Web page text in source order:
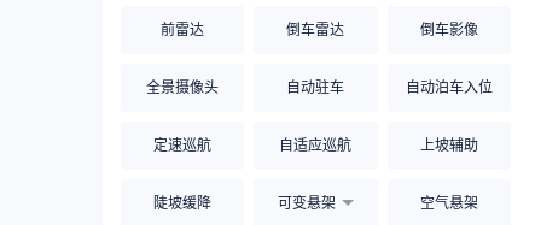
前雷达 倒车雷达 倒车影像
全景摄像头 自动驻车 自动泊车入位
定速巡航 自适应巡航 上坡辅助
陡坡缓降 可变悬架 空气悬架